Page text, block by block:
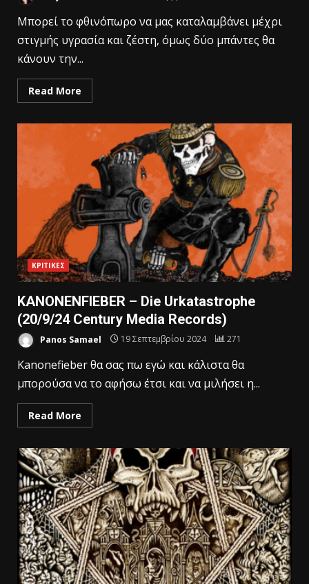
Μπορεί το φθινόπωρο να μας καταλαμβάνει μέχρι
στιγμής υγρασία και ζέστη, όμως δύο μπάντες θα
κάνουν την...
Read More
ΚΡΙΤΙΚΕΣ
KANONENFIEBER – Die Urkatastrophe
(20/9/24 Century Media Records)
Panos Samael 19 Σεπτεμβρίου 2024 271
Kanonefieber θα σας πω εγώ και κάλιστα θα
μπορούσα να το αφήσω έτσι και να μιλήσει η...
Read More